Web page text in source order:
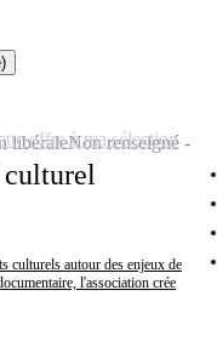
culturel
culturels autour des enjeux de
l'association crée
libéraleNon renseigné
offre à ma sélection